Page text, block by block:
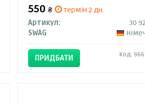
550₴
термін 2 дн.
Артикул:
30
SWAG
ПРИДБАТИ Код: